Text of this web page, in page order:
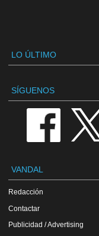
LO ÚLTIMO
SÍGUENOS
VANDAL
Redacción
Contactar
Publicidad / Advertising